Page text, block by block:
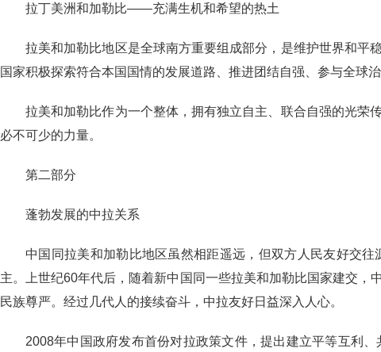
拉丁美洲和加勒比——充满生机和希望的热土
拉美和加勒比地区是全球南方重要组成部分，是维护世界和平
国家积极探索符合本国国情的发展道路、推进团结自强、参与全球
拉美和加勒比作为一个整体，拥有独立自主、联合自强的光荣
必不可少的力量。
第二部分
蓬勃发展的中拉关系
中国同拉美和加勒比地区虽然相距遥远，但双方人民友好交
主。上世纪60年代后，随着新中国同一些拉美和加勒比国家建交，
民族尊严。经过几代人的接续奋斗，中拉友好日益深入人心。
2008年中国政府发布首份对拉政策文件，提出建立平等互利